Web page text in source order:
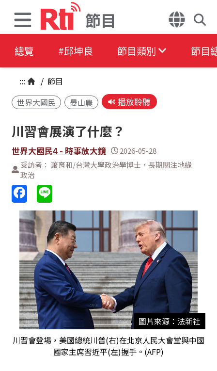
節目
總覽 #邱坤良 節目類別 節目
::: / 節目
世界大國民
晏山農 播放聆聽
川習會展演了什麼？
世界大國民4 - 時事放大鏡
2026-05-28
受訪者： 蕭育和/台灣大學政治學博士，長期關注地緣
政治
圖片來源：法新社
川習會登場，美國總統川普(右)在北京人民大會堂與中國
國家主席習近平(左)握手。(AFP)